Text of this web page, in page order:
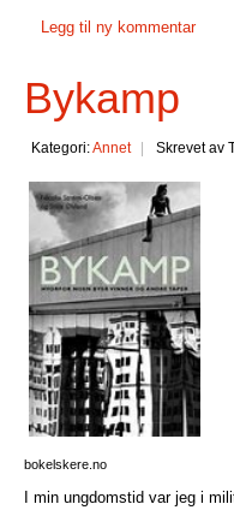
Legg til ny kommentar
Bykamp
Kategori:Annet Skrevet av
bokelskere.no
I min ungdomstid var jeg i